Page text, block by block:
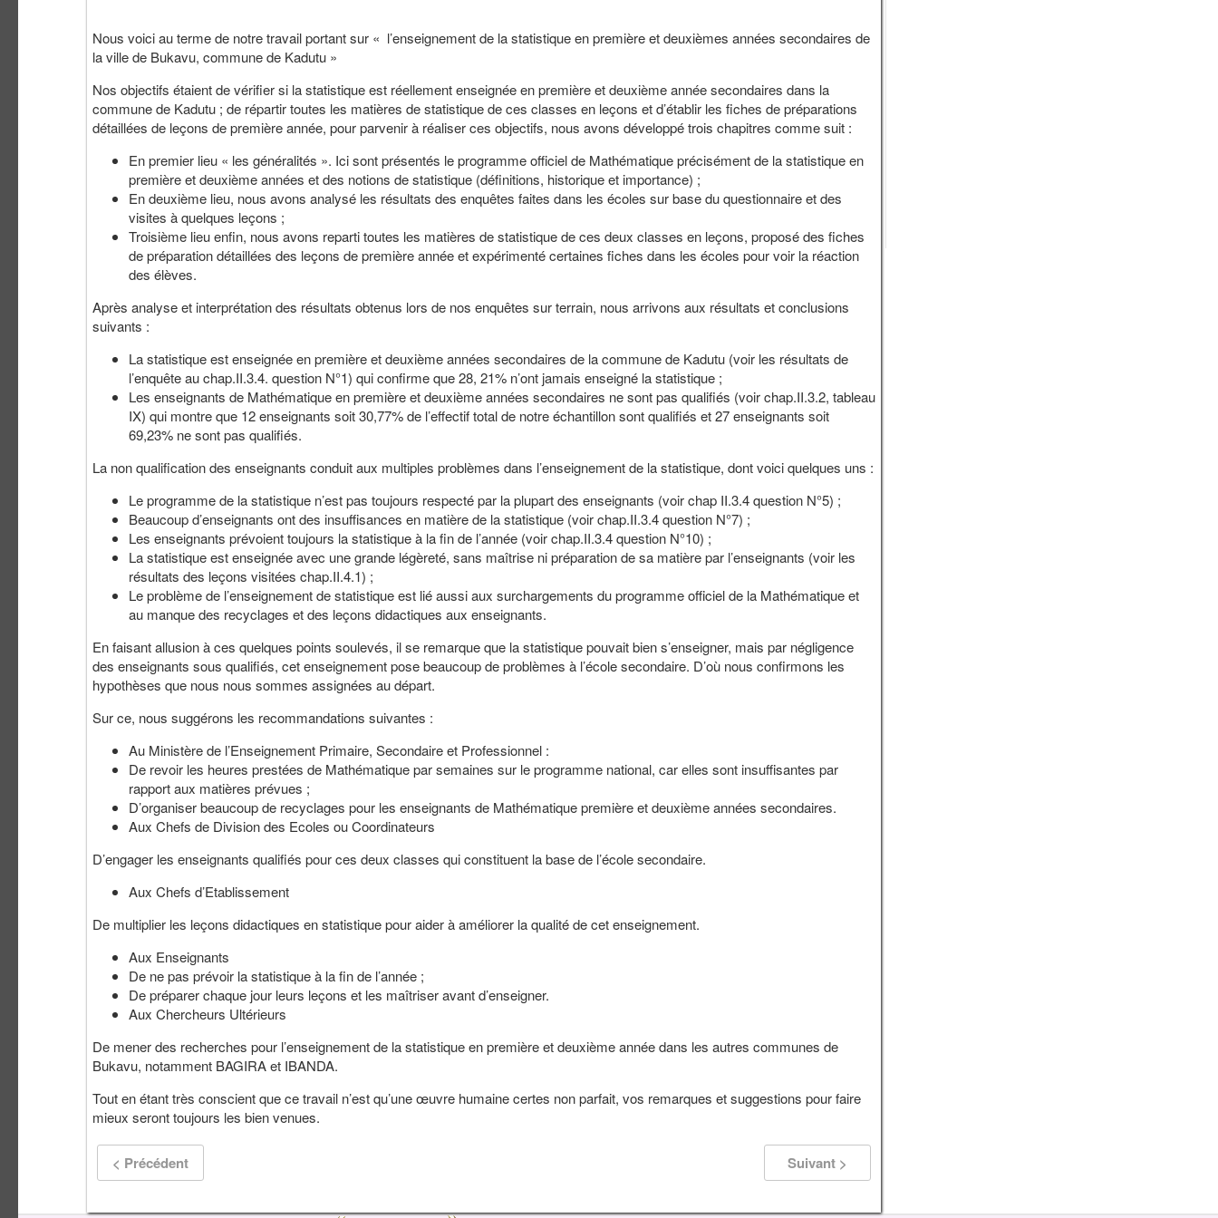
Nous voici au terme de notre travail portant sur « l’enseignement de la statistique en première et deuxièmes années secondaires de
la ville de Bukavu, commune de Kadutu »
Nos objectifs étaient de vérifier si la statistique est réellement enseignée en première et deuxième année secondaires dans la
commune de Kadutu ; de répartir toutes les matières de statistique de ces classes en leçons et d’établir les fiches de préparations
détaillées de leçons de première année, pour parvenir à réaliser ces objectifs, nous avons développé trois chapitres comme suit :
En premier lieu « les généralités ». Ici sont présentés le programme officiel de Mathématique précisément de la statistique en
première et deuxième années et des notions de statistique (définitions, historique et importance) ;
En deuxième lieu, nous avons analysé les résultats des enquêtes faites dans les écoles sur base du questionnaire et des
visites à quelques leçons ;
Troisième lieu enfin, nous avons reparti toutes les matières de statistique de ces deux classes en leçons, proposé des fiches
de préparation détaillées des leçons de première année et expérimenté certaines fiches dans les écoles pour voir la réaction
des élèves.
Après analyse et interprétation des résultats obtenus lors de nos enquêtes sur terrain, nous arrivons aux résultats et conclusions
suivants :
La statistique est enseignée en première et deuxième années secondaires de la commune de Kadutu (voir les résultats de
l’enquête au chap.II.3.4. question N°1) qui confirme que 28, 21% n’ont jamais enseigné la statistique ;
Les enseignants de Mathématique en première et deuxième années secondaires ne sont pas qualifiés (voir chap.II.3.2, tableau
IX) qui montre que 12 enseignants soit 30,77% de l’effectif total de notre échantillon sont qualifiés et 27 enseignants soit
69,23% ne sont pas qualifiés.
La non qualification des enseignants conduit aux multiples problèmes dans l’enseignement de la statistique, dont voici quelques uns :
Le programme de la statistique n’est pas toujours respecté par la plupart des enseignants (voir chap II.3.4 question N°5) ;
Beaucoup d’enseignants ont des insuffisances en matière de la statistique (voir chap.II.3.4 question N°7) ;
Les enseignants prévoient toujours la statistique à la fin de l’année (voir chap.II.3.4 question N°10) ;
La statistique est enseignée avec une grande légèreté, sans maîtrise ni préparation de sa matière par l’enseignants (voir les
résultats des leçons visitées chap.II.4.1) ;
Le problème de l’enseignement de statistique est lié aussi aux surchargements du programme officiel de la Mathématique et
au manque des recyclages et des leçons didactiques aux enseignants.
En faisant allusion à ces quelques points soulevés, il se remarque que la statistique pouvait bien s’enseigner, mais par négligence
des enseignants sous qualifiés, cet enseignement pose beaucoup de problèmes à l’école secondaire. D’où nous confirmons les
hypothèses que nous nous sommes assignées au départ.
Sur ce, nous suggérons les recommandations suivantes :
Au Ministère de l’Enseignement Primaire, Secondaire et Professionnel :
De revoir les heures prestées de Mathématique par semaines sur le programme national, car elles sont insuffisantes par
rapport aux matières prévues ;
D’organiser beaucoup de recyclages pour les enseignants de Mathématique première et deuxième années secondaires.
Aux Chefs de Division des Ecoles ou Coordinateurs
D’engager les enseignants qualifiés pour ces deux classes qui constituent la base de l’école secondaire.
Aux Chefs d’Etablissement
De multiplier les leçons didactiques en statistique pour aider à améliorer la qualité de cet enseignement.
Aux Enseignants
De ne pas prévoir la statistique à la fin de l’année ;
De préparer chaque jour leurs leçons et les maîtriser avant d’enseigner.
Aux Chercheurs Ultérieurs
De mener des recherches pour l’enseignement de la statistique en première et deuxième année dans les autres communes de
Bukavu, notamment BAGIRA et IBANDA.
Tout en étant très conscient que ce travail n’est qu’une œuvre humaine certes non parfait, vos remarques et suggestions pour faire
mieux seront toujours les bien venues.
< Précédent Suivant >